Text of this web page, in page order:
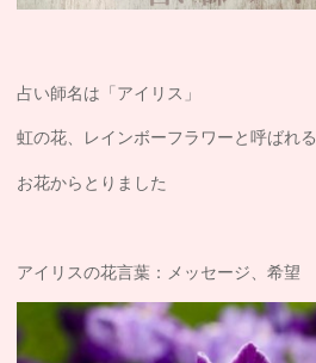
占い師名は「アイリス」
虹の花、レインボーフラワーと呼ばれる
お花からとりました
アイリスの花言葉：メッセージ、希望